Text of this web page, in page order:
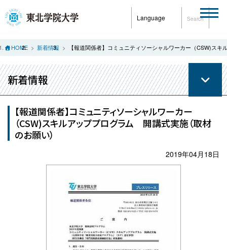
Language Search
HOME 新着情報 【報道関係者】コミュニティソーシャルワーカー（CSW)ス
新着情報
【報道関係者】コミュニティソーシャルワーカー
（CSW)スキルアッププログラム 開講式実施（取材
のお願い）
2019年04月18日